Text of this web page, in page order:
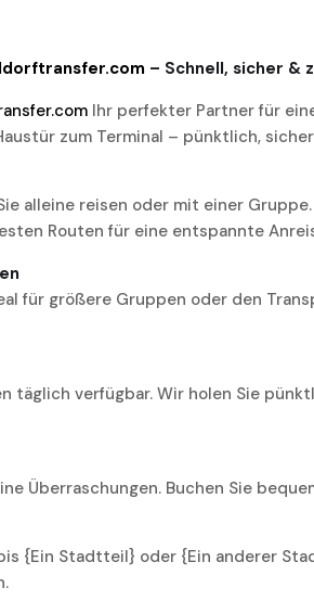
– Schnell, sicher &
Ihr perfekter Partner für
zum Terminal – pünktlich,
alleine reisen oder mit einer
Routen für eine entspannte
für größere Gruppen oder den
verfügbar. Wir holen Sie
Überraschungen. Buchen Sie
{Ein Stadtteil} oder {Ein anderer